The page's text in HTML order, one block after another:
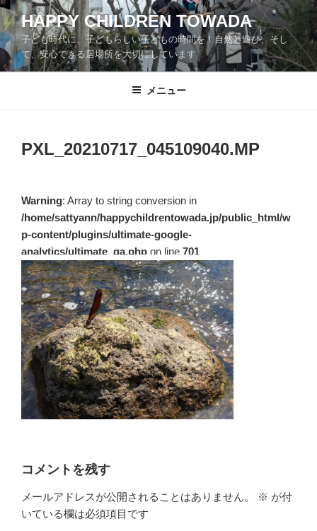
コ
ン
テ
ン
ツ
HAPPY CHILDREN TOWADA
子ども時代に、子どもらしい子どもの時間を！自然と遊び、そし
て、安心できる居場所を大切にしています
メニュー
PXL_20210717_045109040.MP
Warning: Array to string conversion in
/home/sattyann/happychildrentowada.jp/public_html/w
p-content/plugins/ultimate-google-
analytics/ultimate_ga.php on line 701
コメントを残す
メールアドレスが公開されることはありません。 ※ が付
いている欄は必須項目です